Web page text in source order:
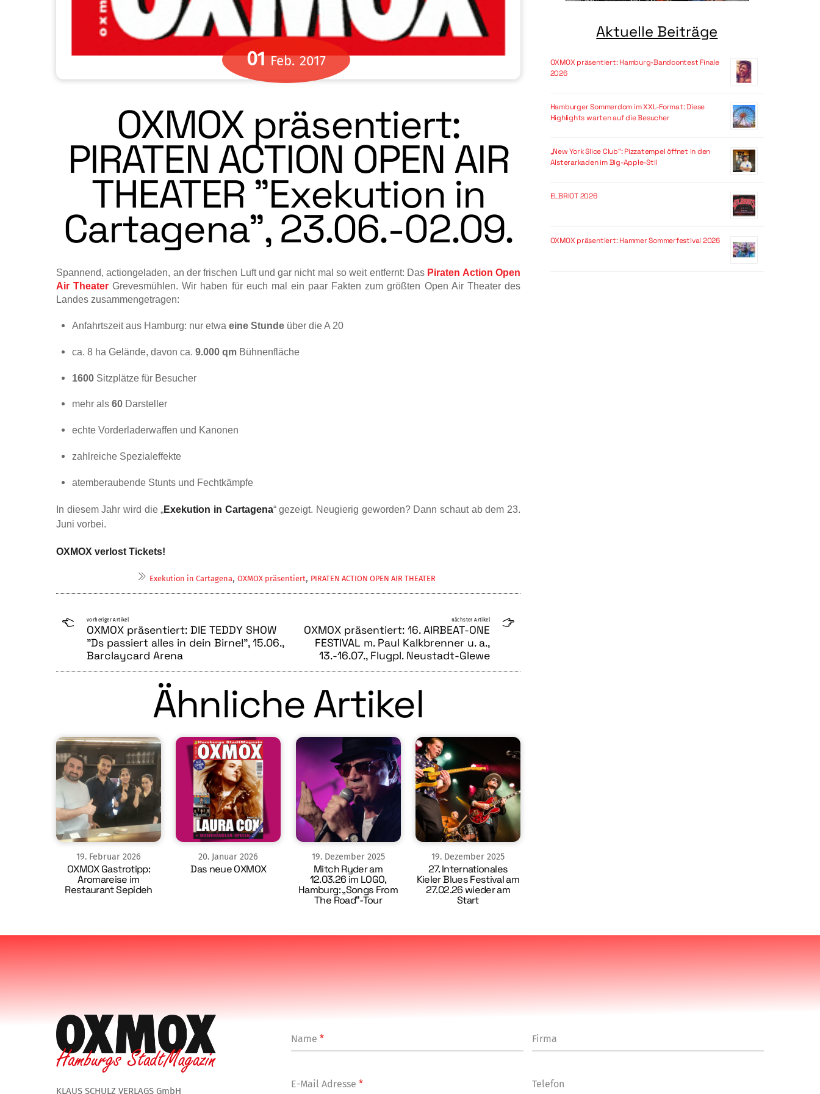
01 Feb. 2017
OXMOX präsentiert:
PIRATEN ACTION OPEN AIR
THEATER "Exekution in
Cartagena", 23.06.-02.09.
Spannend, actiongeladen, an der frischen Luft und gar nicht mal so weit entfernt: Das Pira­ten Action Open
Air Theater Grevesmühl­en. Wir haben für euch mal ein paar Fakten zum größten Open Air Theater des
Landes zusammengetragen:
Anfahrtszeit aus Hamburg: nur et­wa eine Stundeüber die A 20
ca. 8 ha Gelände, davon ca. 9.000 qmBühnenfläche
1600Sitzplätze für Besucher
mehr als 60 Darsteller
echte Vorderladerwaffen und Ka­nonen
zahlreiche Spezialeffekte
atemberaubende Stunts und Fecht­kämpfe
In diesem Jahr wird die „Exekution in Car­tagena“ gezeigt. Neugierig geworden? Dann schaut ab dem 23.
Juni vorbei.
OXMOX verlost Tickets!
Exekution in Cartagena, OXMOX präsentiert, PIRATEN ACTION OPEN AIR THEATER
vorheriger Artikel
OXMOX präsentiert: DIE TEDDY SHOW
"Ds passiert alles in dein Birne!", 15.06.,
Barclaycard Arena
nächster Artikel
OXMOX präsentiert: 16. AIRBEAT-ONE
FESTIVAL m. Paul Kalkbrenner u. a.,
13.-16.07., Flugpl. Neustadt-Glewe
Ähnliche Artikel
19. Februar 2026
OXMOX Gastrotipp:
Aromareise im
Restaurant Sepideh
20. Januar 2026
Das neue OXMOX
19. Dezember 2025
Mitch Ryder am
12.03.26 im LOGO,
Hamburg: „Songs From
The Road“-Tour
19. Dezember 2025
27. Internationales
Kieler Blues Festival am
27.02.26 wieder am
Start
Aktuelle Beiträge
OXMOX präsentiert: Hamburg-Bandcontest Finale
2026
Hamburger Sommerdom im XXL-Format: Diese
Highlights warten auf die Besucher
„New York Slice Club“: Pizzatempel öffnet in den
Alsterarkaden im Big-Apple-Stil
ELBRIOT 2026
OXMOX präsentiert: Hammer Sommerfestival 2026
KLAUS SCHULZ VERLAGS GmbH
Name* Firma
E-Mail Adresse* Telefon